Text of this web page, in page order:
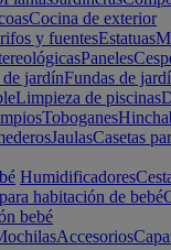
Cocina de exterior
y fuentesEstatuas
Paneles
jardínFundas de
Limpieza de piscinas
Toboganes
JaulasCasetas
Humidificadores
habitación de bebé
bebé
Accesorios